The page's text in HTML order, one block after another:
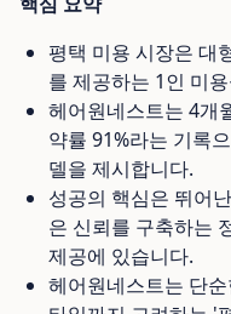
평택 미용 시장은 대
를 제공하는 1인 미
헤어원네스트는 4개
약률 91%라는 기록
델을 제시합니다.
성공의 핵심은 뛰어
은 신뢰를 구축하는
제공에 있습니다.
헤어원네스트는 단